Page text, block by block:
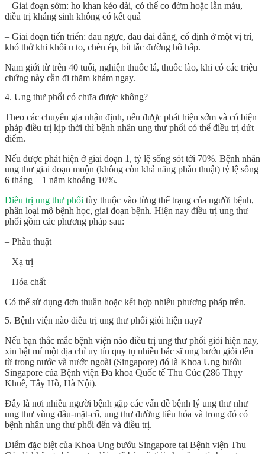
– Giai đoạn sớm: ho khan kéo dài, có thể co đờm hoặc lẫn máu,
điều trị kháng sinh không có kết quả
– Giai đoạn tiến triển: đau ngực, đau dai dẳng, cố định ở một vị trí,
khó thở khi khối u to, chèn ép, bít tắc đường hô hấp.
Nam giới từ trên 40 tuổi, nghiện thuốc lá, thuốc lào, khi có các triệu
chứng này cần đi thăm khám ngay.
4. Ung thư phổi có chữa được không?
Theo các chuyên gia nhận định, nếu được phát hiện sớm và có biện
pháp điều trị kịp thời thì bệnh nhân ung thư phổi có thể điều trị dứt
điểm.
Nếu được phát hiện ở giai đoạn 1, tỷ lệ sống sót tới 70%. Bệnh nhân
ung thư giai đoạn muộn (không còn khả năng phẫu thuật) tỷ lệ sống
6 tháng – 1 năm khoảng 10%.
Điều trị ung thư phổi tùy thuộc vào từng thể trạng của người bệnh,
phân loại mô bệnh học, giai đoạn bệnh. Hiện nay điều trị ung thư
phổi gồm các phương pháp sau:
– Phẫu thuật
– Xạ trị
– Hóa chất
Có thể sử dụng đơn thuần hoặc kết hợp nhiều phương pháp trên.
5. Bệnh viện nào điều trị ung thư phổi giỏi hiện nay?
Nếu bạn thắc mắc bệnh viện nào điều trị ung thư phổi giỏi hiện nay,
xin bật mí một địa chỉ uy tín quy tụ nhiều bác sĩ ung bướu giỏi đến
từ trong nước và nước ngoài (Singapore) đó là Khoa Ung bướu
Singapore của Bệnh viện Đa khoa Quốc tế Thu Cúc (286 Thụy
Khuê, Tây Hồ, Hà Nội).
Đây là nơi nhiều người bệnh gặp các vấn đề bệnh lý ung thư như
ung thư vùng đầu-mặt-cổ, ung thư đường tiêu hóa và trong đó có
bệnh nhân ung thư phổi đến và điều trị.
Điểm đặc biệt của Khoa Ung bướu Singapore tại Bệnh viện Thu